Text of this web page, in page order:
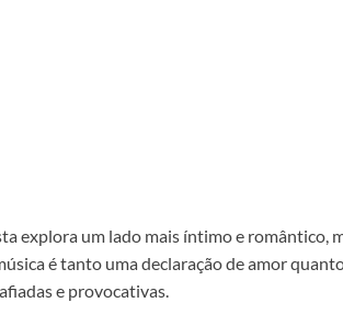
explora um lado mais íntimo e romântico,
é tanto uma declaração de amor
e provocativas.